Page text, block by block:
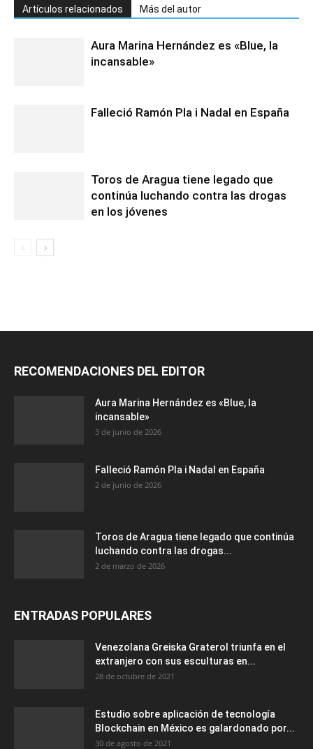
Artículos relacionados Más del autor
Aura Marina Hernández es «Blue, la
incansable»
Falleció Ramón Pla i Nadal en España
Toros de Aragua tiene legado que
continúa luchando contra las drogas
en los jóvenes
RECOMENDACIONES DEL EDITOR
Aura Marina Hernández es «Blue, la
incansable»
3 de junio de 2026
Falleció Ramón Pla i Nadal en España
2 de junio de 2026
Toros de Aragua tiene legado que continúa
luchando contra las drogas...
2 de marzo de 2026
ENTRADAS POPULARES
Venezolana Greiska Graterol triunfa en el
extranjero con sus esculturas en...
28 de octubre de 2021
Estudio sobre aplicación de tecnología
Blockchain en México es galardonado por...
30 de agosto de 2021